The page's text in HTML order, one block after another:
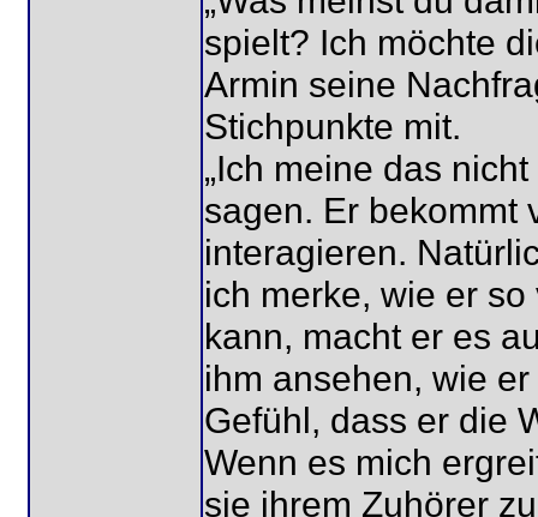
spielt? Ich möchte
Armin seine
Stichpunkte mit.
„Ich meine das
sagen. Er bekommt
interagieren.
ich merke, wie er
kann, macht er es
ihm ansehen, wie
Gefühl, dass er die
Wenn es mich
sie ihrem Zuhörer